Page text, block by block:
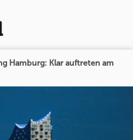
Hamburg: Klar auftreten am